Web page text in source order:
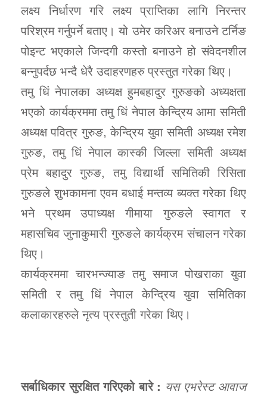
लक्ष्य निर्धारण गरि लक्ष्य प्राप्तिका लागि निरन्तर
परिश्रम गर्नुपर्ने बताए। यो उमेर करिअर बनाउने टर्निङ
पोइन्ट भएकाले जिन्दगी कस्तो बनाउने हो संवेदनशील
बन्नुपर्दछ भन्दै धेरै उदाहरणहरु प्रस्तुत गरेका थिए।
तमु धिं नेपालका अध्यक्ष हुमबहादुर गुरुङको अध्यक्षता
भएको कार्यक्रममा तमु धिं नेपाल केन्द्रिय आमा समिती
अध्यक्ष पवित्र गुरुङ, केन्द्रिय युवा समिती अध्यक्ष रमेश
गुरुङ, तमु धिं नेपाल कास्की जिल्ला समिती अध्यक्ष
प्रेम बहादुर गुरुङ, तमु विद्यार्थी समितिकी रिसिता
गुरुङले शुभकामना एवम बधाई मन्तव्य ब्यक्त गरेका थिए
भने प्रथम उपाध्यक्ष गीमाया गुरुङले स्वागत र
महासचिव जुनाकुमारी गुरुङले कार्यक्रम संचालन गरेका
थिए।
कार्यक्रममा चारभन्ज्याङ तमु समाज पोखराका युवा
समिती र तमु धिं नेपाल केन्द्रिय युवा समितिका
कलाकारहरुले नृत्य प्रस्तुती गरेका थिए।
सर्बाधिकार सुरक्षित गरिएको बारे : यस एभरेस्ट आवाज